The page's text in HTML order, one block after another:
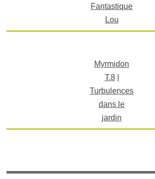
Fantastique
Lou
Myrmidon
T.8|
Turbulences
dans le
jardin